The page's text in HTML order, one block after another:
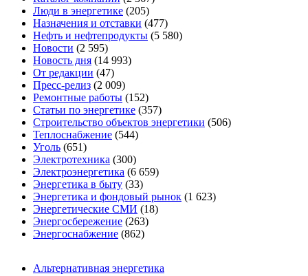
Люди в энергетике (205)
Назначения и отставки (477)
Нефть и нефтепродукты (5 580)
Новости (2 595)
Новость дня (14 993)
От редакции (47)
Пресс-релиз (2 009)
Ремонтные работы (152)
Статьи по энергетике (357)
Строительство объектов энергетики (506)
Теплоснабжение (544)
Уголь (651)
Электротехника (300)
Электроэнергетика (6 659)
Энергетика в быту (33)
Энергетика и фондовый рынок (1 623)
Энергетические СМИ (18)
Энергосбережение (263)
Энергоснабжение (862)
Альтернативная энергетика